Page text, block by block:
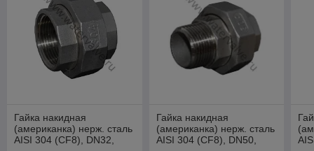
Гайка накидная
(американка) нерж. сталь
AISI 304 (CF8), DN32,
Гайка накидная
(американка) нерж. сталь
AISI 304 (CF8), DN50,